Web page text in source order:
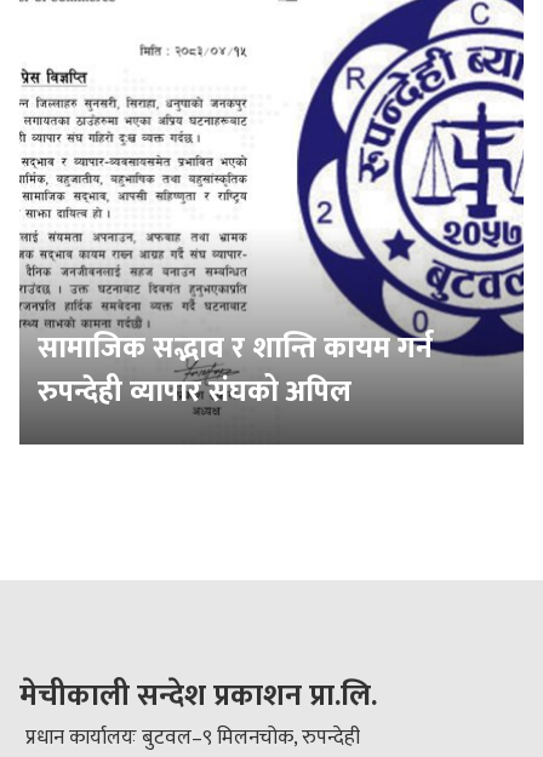
सामाजिक सद्भाव र शान्ति कायम गर्न
रुपन्देही व्यापार संघको अपिल
मेचीकाली सन्देश प्रकाशन प्रा.लि.
प्रधान कार्यालयः बुटवल–९ मिलनचोक, रुपन्देही